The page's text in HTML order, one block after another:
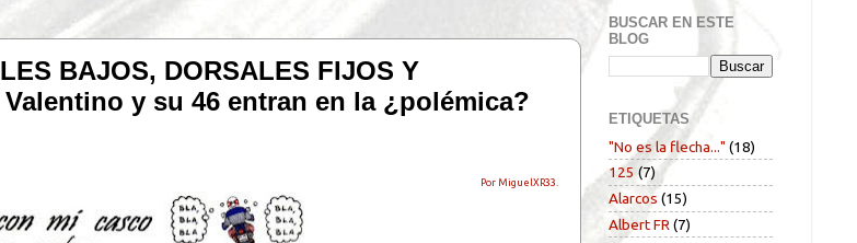
BAJOS, DORSALES FIJOS Y
Valentino y su 46 entran en la ¿polémica?
Por MiguelXR33.
BUSCAR EN ESTE
BLOG
ETIQUETAS
"No es la flecha..." (18)
125 (7)
Alarcos (15)
Albert FR (7)